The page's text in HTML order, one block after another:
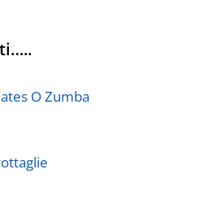
O Zumba